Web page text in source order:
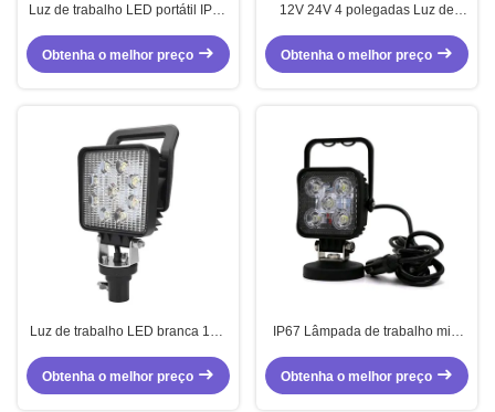
Luz de trabalho LED portátil IP67
Com interruptor
Obtenha o melhor preço
12V 24V 4 polegadas Luz de
trabalho com base magnética
Obtenha o melhor preço
Luz de trabalho LED branca 10V
interruptor e alça
Obtenha o melhor preço
IP67 Lâmpada de trabalho mini
portáteis montadas em caminhão
Obtenha o melhor preço